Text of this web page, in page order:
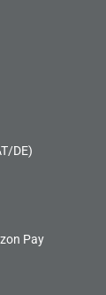
DE)
Pay